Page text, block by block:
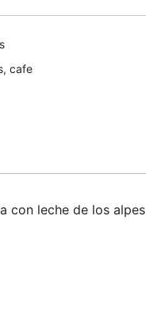
, cafe
con leche de los alpes